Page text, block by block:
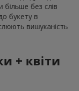
більше без слів
букету в
вишуканість
+ квіти